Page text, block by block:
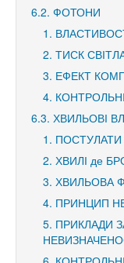
6.2. ФОТОНИ
1.
2. ТИСК
3. ЕФЕКТ
4.
6.3. ХВИЛЬОВІ
1.
2. ХВИЛІ де
3. ХВИЛЬОВА
4. ПРИНЦИП
5. ПРИКЛАДИ